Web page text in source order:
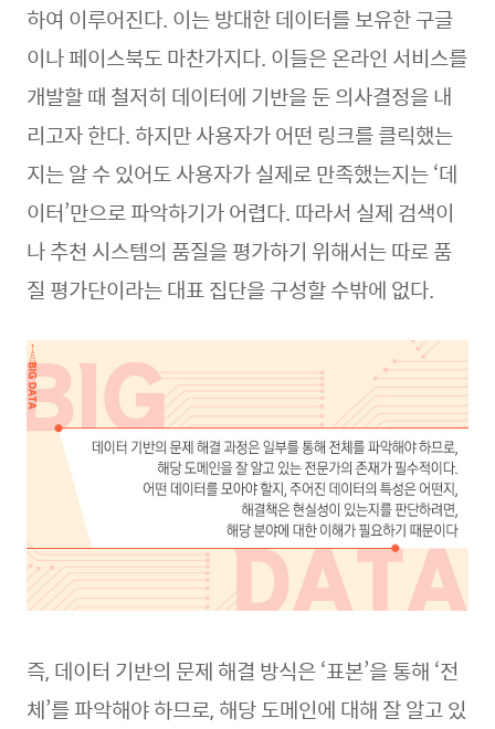
하여 이루어진다. 이는 방대한 데이터를 보유한 구글
이나 페이스북도 마찬가지다. 이들은 온라인 서비스를
개발할 때 철저히 데이터에 기반을 둔 의사결정을 내
리고자 한다. 하지만 사용자가 어떤 링크를 클릭했는
지는 알 수 있어도 사용자가 실제로 만족했는지는 ‘데
이터’만으로 파악하기가 어렵다. 따라서 실제 검색이
나 추천 시스템의 품질을 평가하기 위해서는 따로 품
질 평가단이라는 대표 집단을 구성할 수밖에 없다.
즉, 데이터 기반의 문제 해결 방식은 ‘표본’을 통해 ‘전
체’를 파악해야 하므로, 해당 도메인에 대해 잘 알고 있